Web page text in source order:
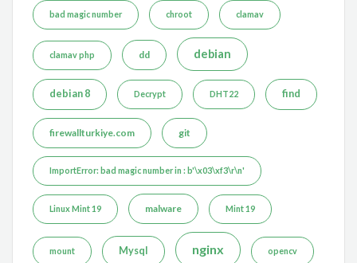
bad magic number chroot clamav
clamav php dd debian
debian 8 Decrypt DHT22 find
firewallturkiye.com git
ImportError: bad magic number in : b'\x03\xf3\r\n'
Linux Mint 19 malware Mint 19
mount Mysql nginx opencv